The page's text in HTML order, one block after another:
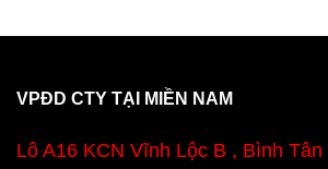
VPĐD CTY TẠI MIỀN NAM
Lô A16 KCN Vĩnh Lộc B , Bình Tân